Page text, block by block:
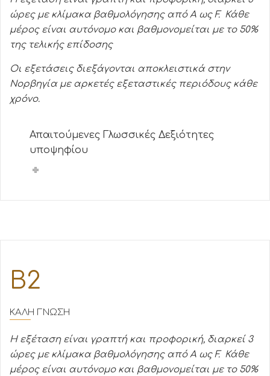
ώρες με κλίμακα βαθμολόγησης από Α ως F. Κάθε
μέρος είναι αυτόνομο και βαθμονομείται με το 50%
της τελικής επίδοσης
Οι εξετάσεις διεξάγονται αποκλειστικά στην
Νορβηγία με αρκετές εξεταστικές περιόδους κάθε
χρόνο.
Απαιτούμενες Γλωσσικές Δεξιότητες
υποψηφίου
Β2
ΚΑΛΗ ΓΝΩΣΗ
Η εξέταση είναι γραπτή και προφορική, διαρκεί 3
ώρες με κλίμακα βαθμολόγησης από Α ως F. Κάθε
μέρος είναι αυτόνομο και βαθμονομείται με το 50%